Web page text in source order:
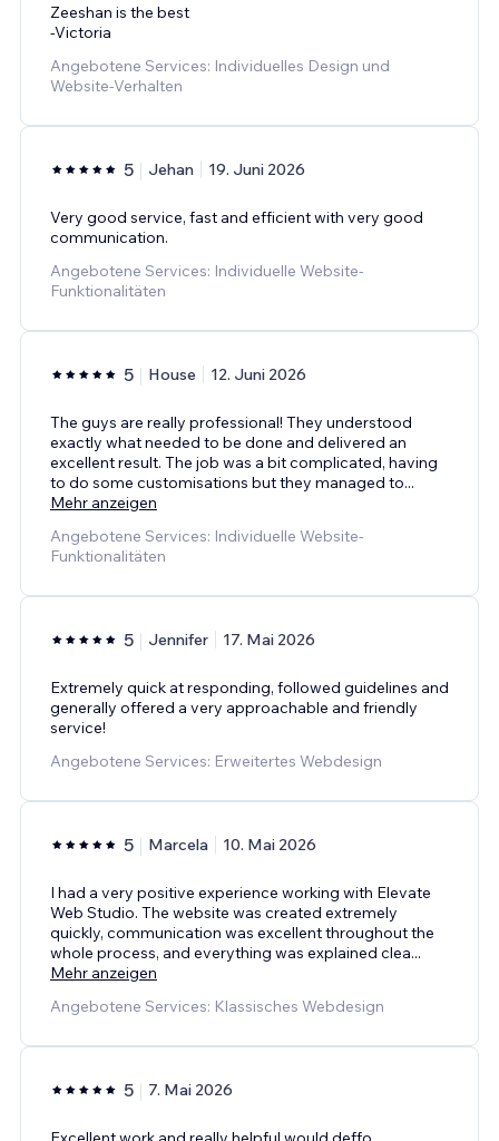
Zeeshan is the best
-Victoria
Angebotene Services: Individuelles Design und
Website-Verhalten
5 Jehan 19. Juni 2026
Very good service, fast and efficient with very good
communication.
Angebotene Services: Individuelle Website-
Funktionalitäten
5 House 12. Juni 2026
The guys are really professional! They understood
exactly what needed to be done and delivered an
excellent result. The job was a bit complicated, having
to do some customisations but they managed to...
Mehr anzeigen
Angebotene Services: Individuelle Website-
Funktionalitäten
5 Jennifer 17. Mai 2026
Extremely quick at responding, followed guidelines and
generally offered a very approachable and friendly
service!
Angebotene Services: Erweitertes Webdesign
5 Marcela 10. Mai 2026
I had a very positive experience working with Elevate
Web Studio. The website was created extremely
quickly, communication was excellent throughout the
whole process, and everything was explained clea...
Mehr anzeigen
Angebotene Services: Klassisches Webdesign
5 7. Mai 2026